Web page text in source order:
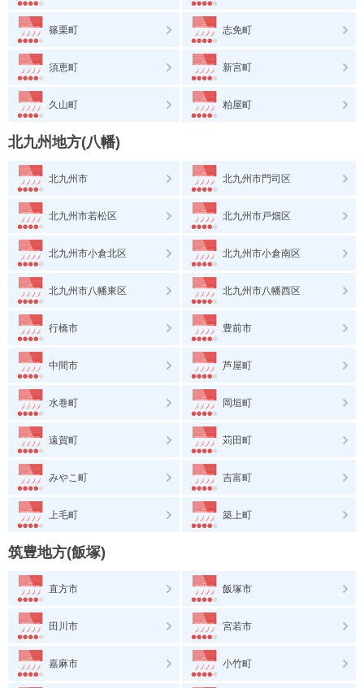
篠栗町 志免町
須恵町 新宮町
久山町 粕屋町
北九州地方(八幡)
北九州市 北九州市門司区
北九州市若松区 北九州市戸畑区
北九州市小倉北区 北九州市小倉南区
北九州市八幡東区 北九州市八幡西区
行橋市 豊前市
中間市 芦屋町
水巻町 岡垣町
遠賀町 苅田町
みやこ町 吉富町
上毛町 築上町
筑豊地方(飯塚)
直方市 飯塚市
田川市 宮若市
嘉麻市 小竹町